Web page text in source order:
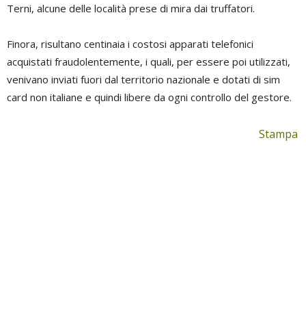
Terni, alcune delle località prese di mira dai truffatori.
Finora, risultano centinaia i costosi apparati telefonici
acquistati fraudolentemente, i quali, per essere poi utilizzati,
venivano inviati fuori dal territorio nazionale e dotati di sim
card non italiane e quindi libere da ogni controllo del gestore.
Stampa